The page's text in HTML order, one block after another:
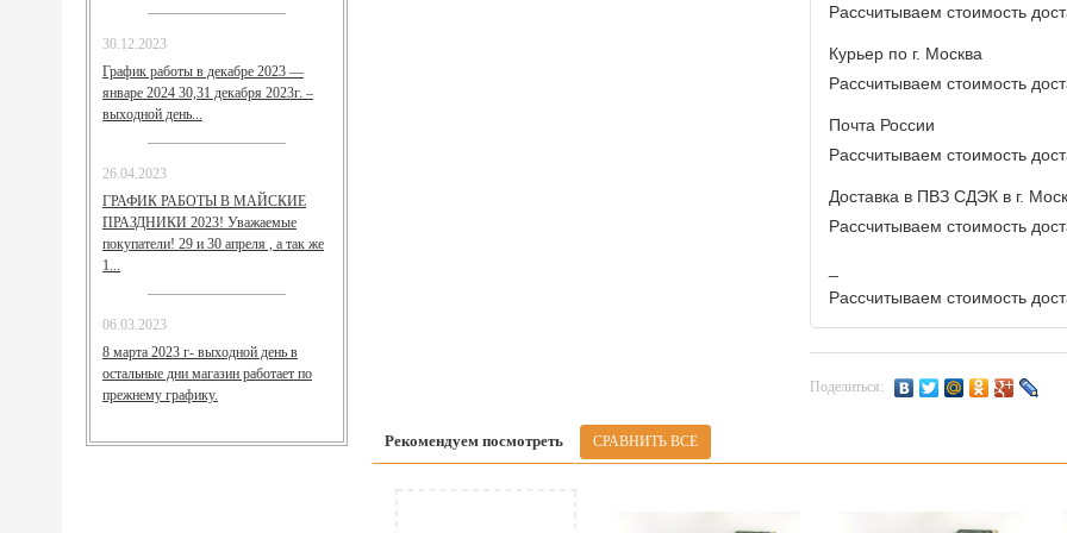
30.12.2023
График работы в декабре 2023 —
январе 2024 30,31 декабря 2023г. –
выходной день...
26.04.2023
ГРАФИК РАБОТЫ В МАЙСКИЕ
ПРАЗДНИКИ 2023! Уважаемые
покупатели! 29 и 30 апреля , а так же
1...
06.03.2023
8 марта 2023 г- выходной день в
остальные дни магазин работает по
прежнему графику.
Рассчитываем стоимость
Курьер по г. Москва
Рассчитываем стоимость
Почта России
Рассчитываем стоимость
Доставка в ПВЗ СДЭК в г.
Рассчитываем стоимость
Рассчитываем стоимость
Поделиться:
Рекомендуем посмотреть